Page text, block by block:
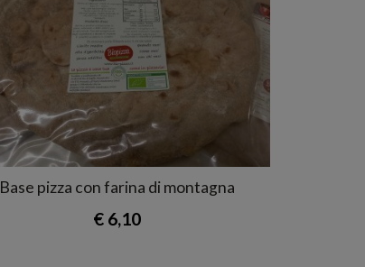
Base pizza con farina di montagna
€ 6,10